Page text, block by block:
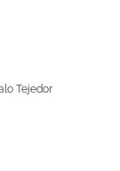
Tejedor